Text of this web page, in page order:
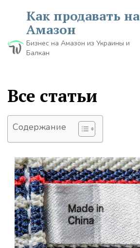
Как продавать на
Амазон
Бизнес на Амазон из Украины и
Балкан
Все статьи
Содержание